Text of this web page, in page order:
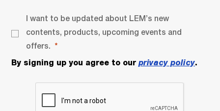
I want to be updated about LEM’s new
contents, products, upcoming events and
offers.
By signing up you agree to our privacy policy.